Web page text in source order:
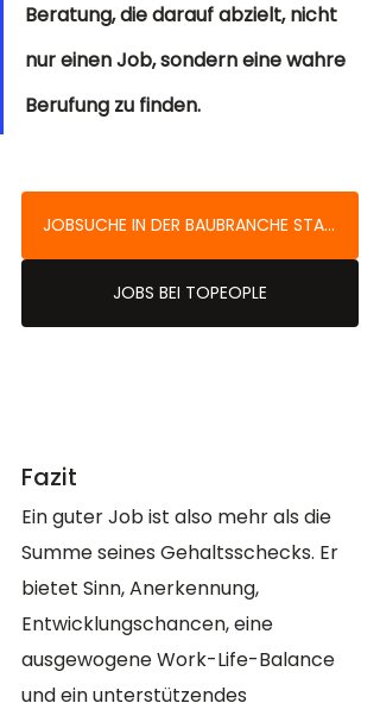
Beratung, die darauf abzielt, nicht
nur einen Job, sondern eine wahre
Berufung zu finden.
JOBSUCHE IN DER BAUBRANCHE STARTEN
JOBS BEI TOPEOPLE
Fazit
Ein guter Job ist also mehr als die
Summe seines Gehaltsschecks. Er
bietet Sinn, Anerkennung,
Entwicklungschancen, eine
ausgewogene Work-Life-Balance
und ein unterstützendes